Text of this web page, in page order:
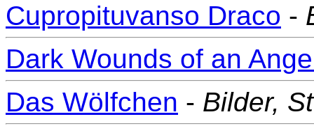
Cupropituvanso Draco -
Dark Wounds of an
Das Wölfchen - Bilder,